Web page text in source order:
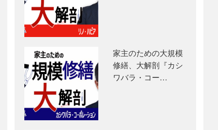
家主のための大規模
修繕、大解剖『カシ
ワバラ・コー…